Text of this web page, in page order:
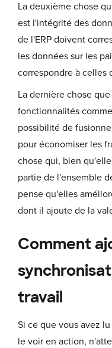
La deuxième chose
est l'intégrité des
de l'ERP doivent
les données sur les
correspondre à celles
La dernière chose
fonctionnalités
possibilité de
pour économiser les
chose qui, bien
partie de l'ensemble
pense qu'elles
dont il ajoute de la
Comment
travail
Si ce que vous avez
le voir en action,